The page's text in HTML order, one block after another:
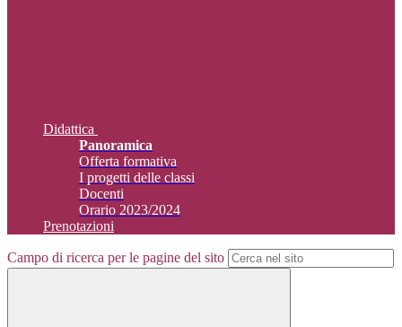
Didattica
Panoramica
Offerta formativa
I progetti delle classi
Docenti
Orario 2023/2024
Prenotazioni
Campo di ricerca per le pagine del sito